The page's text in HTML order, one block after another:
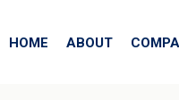
HOME ABOUT